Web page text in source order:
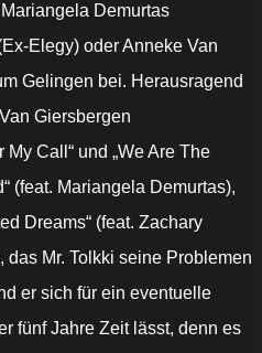
Demurtas
Elegy) oder Anneke Van
Gelingen bei. Herausragend
Giersbergen
Call“ und „We Are The
(feat. Mariangela Demurtas),
Dreams“ (feat. Zachary
das Mr. Tolkki seine Problemen
er sich für ein eventuelle
fünf Jahre Zeit lässt, denn es